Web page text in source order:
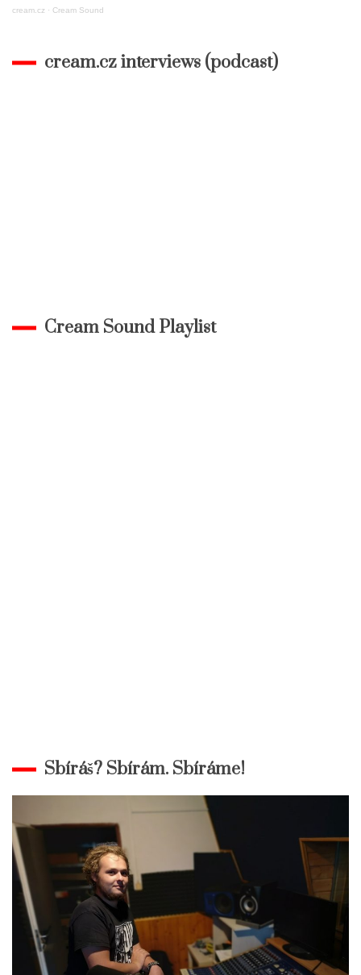
cream.cz · Cream Sound
cream.cz interviews (podcast)
Cream Sound Playlist
Sbíráš? Sbírám. Sbíráme!